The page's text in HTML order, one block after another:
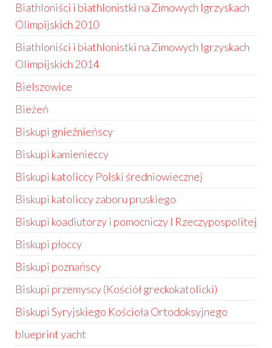
Biathloniści i biathlonistki na Zimowych Igrzyskach
Olimpijskich 2010
Biathloniści i biathlonistki na Zimowych Igrzyskach
Olimpijskich 2014
Bielszowice
Bieżeń
Biskupi gnieźnieńscy
Biskupi kamienieccy
Biskupi katoliccy Polski średniowiecznej
Biskupi katoliccy zaboru pruskiego
Biskupi koadiutorzy i pomocniczy I Rzeczypospolitej
Biskupi płoccy
Biskupi poznańscy
Biskupi przemyscy (Kościół greckokatolicki)
Biskupi Syryjskiego Kościoła Ortodoksyjnego
blueprint yacht